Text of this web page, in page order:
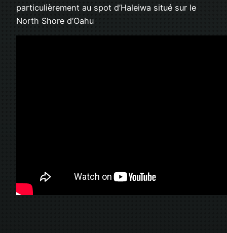
particulièrement au spot d’Haleiwa situé sur le
North Shore d’Oahu